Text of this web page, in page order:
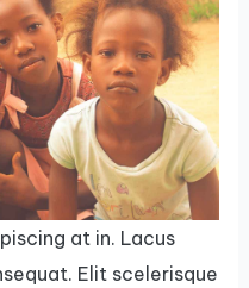
at in. Lacus
Elit scelerisque